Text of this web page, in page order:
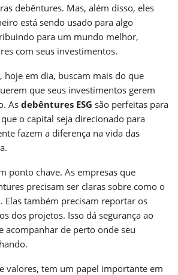
debêntures. Mas, além disso, eles
está sendo usado para algo
para um mundo melhor,
com seus investimentos.
hoje em dia, buscam mais do que
que seus investimentos gerem
As debêntures ESG são perfeitas para
o capital seja direcionado para
fazem a diferença na vida das
ponto chave. As empresas que
precisam ser claras sobre como o
Elas também precisam reportar os
dos projetos. Isso dá segurança ao
acompanhar de perto onde seu
valores, tem um papel importante em